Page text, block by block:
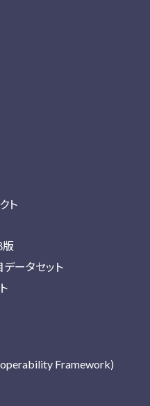
ト
版
ータセット
Framework)